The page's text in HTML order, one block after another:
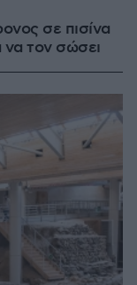
σε πισίνα
τον σώσει